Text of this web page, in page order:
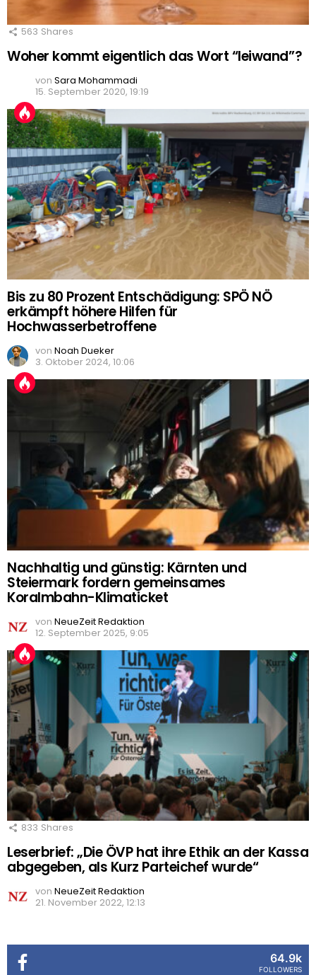
563 Shares
Woher kommt eigentlich das Wort “leiwand”?
von Sara Mohammadi
15. September 2020, 19:19
Bis zu 80 Prozent Entschädigung: SPÖ NÖ
erkämpft höhere Hilfen für
Hochwasserbetroffene
von Noah Dueker
3. Oktober 2024, 10:06
Nachhaltig und günstig: Kärnten und
Steiermark fordern gemeinsames
Koralmbahn-Klimaticket
von NeueZeit Redaktion
12. September 2025, 9:05
833 Shares
Leserbrief: „Die ÖVP hat ihre Ethik an der Kassa
abgegeben, als Kurz Parteichef wurde“
von NeueZeit Redaktion
21. November 2022, 12:13
64.9k
FOLLOWERS